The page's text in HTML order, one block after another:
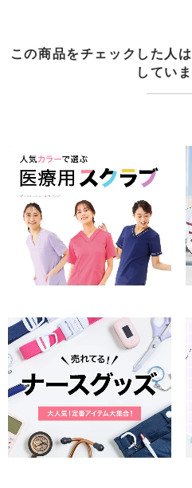
この商品をチェックした人
していま